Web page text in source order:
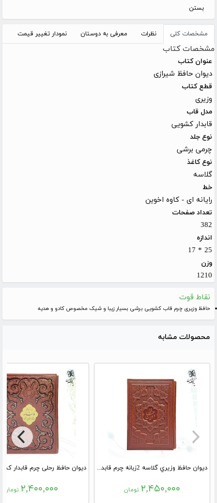
بستن
مشخصات کلی نظرات معرفی به دوستان نمودار تغییر قیمت
مشخصات کتاب
عنوان کتاب
دیوان حافظ شیرازی
قطع کتاب
وزیری
مدل قاب
قابدار کشویی
نوع جلد
چرمی برشی
نوع کاغذ
گلاسه
خط
رایانه ای - کاوه اخوین
تعداد صفحات
382
اندازه
25 * 17
وزن
1210
نقاط قوت
حافظ وزیری چرم قاب کشویی برشی بسیار زیبا و شیک مخصوص کادو و هدیه
محصولات مشابه
دیوان حافظ وزيري گلاسه 2زبانه چرم قابدار کشويي برجسته
۲,۴۵۰,۰۰۰ تومان ۲,۴۰۰,۰۰۰ تومان